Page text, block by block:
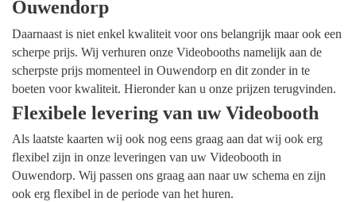
Ouwendorp
Daarnaast is niet enkel kwaliteit voor ons belangrijk maar ook een
scherpe prijs. Wij verhuren onze Videobooths namelijk aan de
scherpste prijs momenteel in Ouwendorp en dit zonder in te
boeten voor kwaliteit. Hieronder kan u onze prijzen terugvinden.
Flexibele levering van uw Videobooth
Als laatste kaarten wij ook nog eens graag aan dat wij ook erg
flexibel zijn in onze leveringen van uw Videobooth in
Ouwendorp. Wij passen ons graag aan naar uw schema en zijn
ook erg flexibel in de periode van het huren.